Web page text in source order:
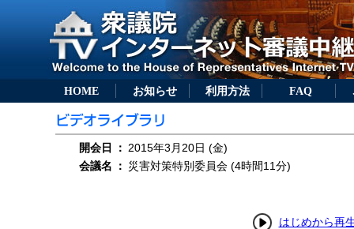
HOME お知らせ 利用方法 FAQ
開会日 ： 2015年3月20日 (金)
会議名
： 災害対策特別委員会 (4時間11分)
はじめから再